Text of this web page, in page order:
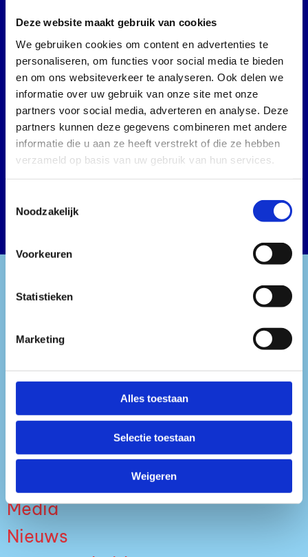
Deze website maakt gebruik van cookies
We gebruiken cookies om content en advertenties te
personaliseren, om functies voor social media te bieden
en om ons websiteverkeer te analyseren. Ook delen we
informatie over uw gebruik van onze site met onze
partners voor social media, adverteren en analyse. Deze
partners kunnen deze gegevens combineren met andere
informatie die u aan ze heeft verstrekt of die ze hebben
verzameld op basis van uw gebruik van hun services.
Noodzakelijk
Voorkeuren
Statistieken
Marketing
Alles toestaan
Selectie toestaan
Weigeren
met Smeerboel festival op
zaterdag 12 september 2026!
STAY UPDATED
Info
Media
Nieuws